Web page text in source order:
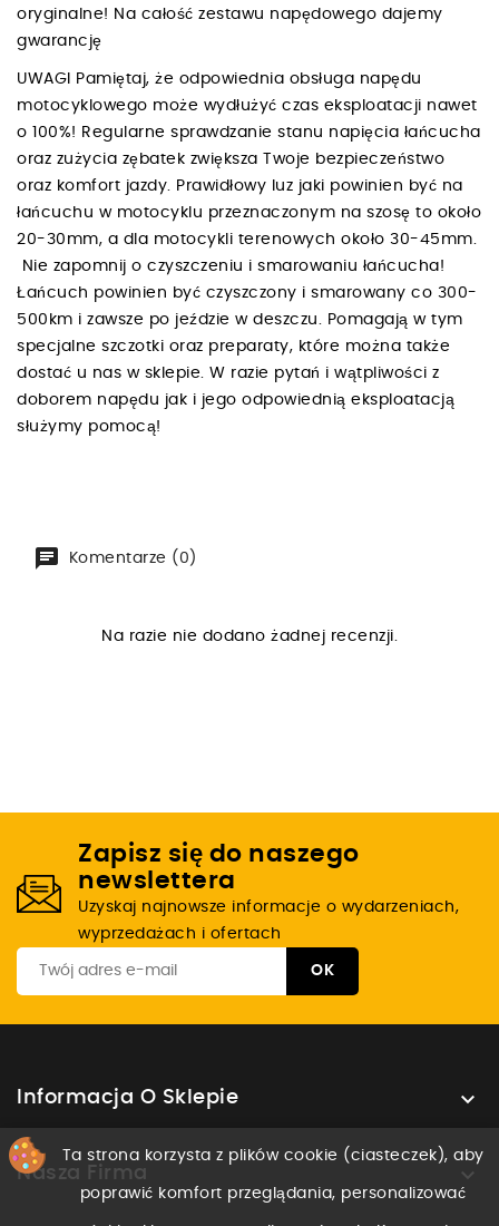
oryginalne! Na całość zestawu napędowego dajemy
gwarancję
UWAGI Pamiętaj, że odpowiednia obsługa napędu
motocyklowego może wydłużyć czas eksploatacji nawet
o 100%! Regularne sprawdzanie stanu napięcia łańcucha
oraz zużycia zębatek zwiększa Twoje bezpieczeństwo
oraz komfort jazdy. Prawidłowy luz jaki powinien być na
łańcuchu w motocyklu przeznaczonym na szosę to około
20-30mm, a dla motocykli terenowych około 30-45mm.
Nie zapomnij o czyszczeniu i smarowaniu łańcucha!
Łańcuch powinien być czyszczony i smarowany co 300-
500km i zawsze po jeździe w deszczu. Pomagają w tym
specjalne szczotki oraz preparaty, które można także
dostać u nas w sklepie. W razie pytań i wątpliwości z
doborem napędu jak i jego odpowiednią eksploatacją
służymy pomocą!
Komentarze (0)
Na razie nie dodano żadnej recenzji.
Zapisz się do naszego
newslettera
Uzyskaj najnowsze informacje o wydarzeniach,
wyprzedażach i ofertach
Informacja O Sklepie 
Nasza Firma 
Ta strona korzysta z plików cookie (ciasteczek), aby
poprawić komfort przeglądania, personalizować